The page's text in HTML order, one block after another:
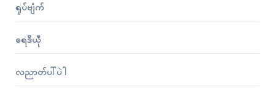
ရုပ်ဗျံက်
ရေဒဳယဵု
လညာတ်ပါ်ပဲါ